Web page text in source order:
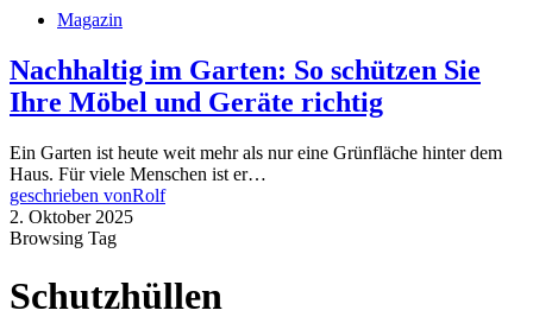
Magazin
Nachhaltig im Garten: So schützen Sie
Ihre Möbel und Geräte richtig
Ein Garten ist heute weit mehr als nur eine Grünfläche hinter dem
Haus. Für viele Menschen ist er…
geschrieben vonRolf
2. Oktober 2025
Browsing Tag
Schutzhüllen